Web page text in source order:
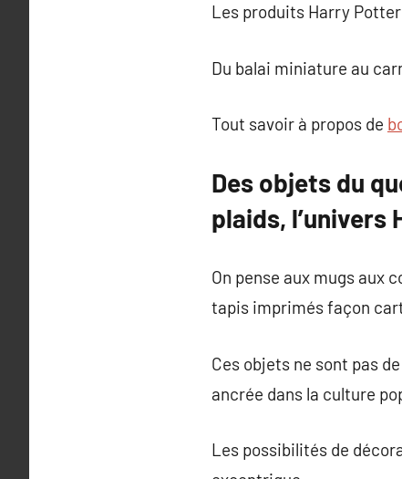
Les produits Harry
Du balai miniature au
Tout savoir à propos de
Des objets du
plaids, l’univers
On pense aux mugs aux
tapis imprimés façon
Ces objets ne sont pas
ancrée dans la culture
Les possibilités de